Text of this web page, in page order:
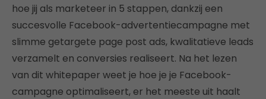
hoe jij als marketeer in 5 stappen, dankzij een
succesvolle Facebook-advertentiecampagne met
slimme getargete page post ads, kwalitatieve leads
verzamelt en conversies realiseert. Na het lezen
van dit whitepaper weet je hoe je je Facebook-
campagne optimaliseert, er het meeste uit haalt